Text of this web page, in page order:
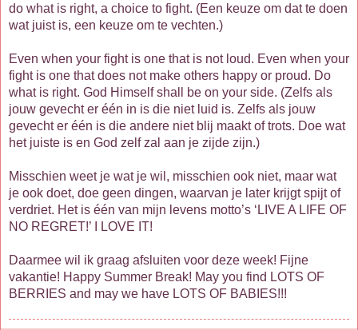
do what is right, a choice to fight. (Een keuze om dat te doen
wat juist is, een keuze om te vechten.)
Even when your fight is one that is not loud. Even when your
fight is one that does not make others happy or proud. Do
what is right. God Himself shall be on your side. (Zelfs als
jouw gevecht er één in is die niet luid is. Zelfs als jouw
gevecht er één is die andere niet blij maakt of trots. Doe wat
het juiste is en God zelf zal aan je zijde zijn.)
Misschien weet je wat je wil, misschien ook niet, maar wat
je ook doet, doe geen dingen, waarvan je later krijgt spijt of
verdriet. Het is één van mijn levens motto’s ‘LIVE A LIFE OF
NO REGRET!’ I LOVE IT!
Daarmee wil ik graag afsluiten voor deze week! Fijne
vakantie! Happy Summer Break! May you find LOTS OF
BERRIES and may we have LOTS OF BABIES!!!